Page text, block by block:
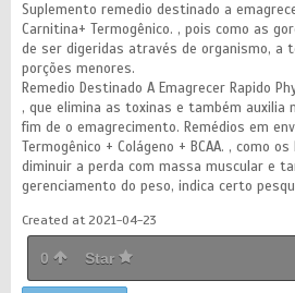
Suplemento remedio destinado a
Carnitina+ Termogênico. , pois como as
de ser digeridas através de organismo, a
porções menores.
Remedio Destinado A Emagrecer Rapido
, que elimina as toxinas e também auxilia
fim de o emagrecimento. Remédios em
Termogênico + Colágeno + BCAA. , como
diminuir a perda com massa muscular e
gerenciamento do peso, indica certo
Created at 2021-04-23
0 Star